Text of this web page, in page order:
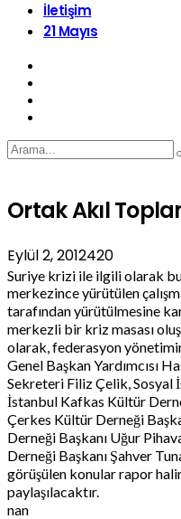
İletişim
21 Mayıs
Ortak Akıl
Eylül 2, 2012420
Suriye krizi ile ilgili olarak
merkezince yürütülen
tarafından yürütülmesine
merkezli bir kriz masası
olarak, federasyon
Genel Başkan Yardımcısı
Sekreteri Filiz Çelik, Sosyal
İstanbul Kafkas Kültür
Çerkes Kültür Derneği
Derneği Başkanı Uğur
Derneği Başkanı Şahver
görüşülen konular rapor
paylaşılacaktır.
nan